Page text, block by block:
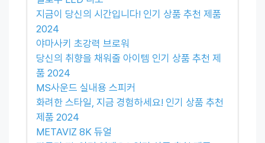
지금이 당신의 시간입니다! 인기 상품 추천 제품
2024
야마사키 초강력 브로워
당신의 취향을 채워줄 아이템 인기 상품 추천 제
품 2024
MS사운드 실내용 스피커
화려한 스타일, 지금 경험하세요! 인기 상품 추천
제품 2024
METAVIZ 8K 듀얼